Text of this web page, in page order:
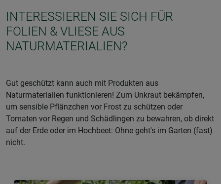
INTERESSIEREN SIE SICH FÜR
FOLIEN & VLIESE AUS
NATURMATERIALIEN?
Gut geschützt kann auch mit Produkten aus
Naturmaterialien funktionieren! Zum Unkraut bekämpfen,
um sensible Pflänzchen vor Frost zu schützen oder
Tomaten vor Regen und Schädlingen zu bewahren, ob direkt
auf der Erde oder im Hochbeet: Ohne geht's im Garten (fast)
nicht.